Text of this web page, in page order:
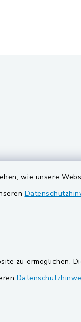
wie unsere
zu ermöglichen.